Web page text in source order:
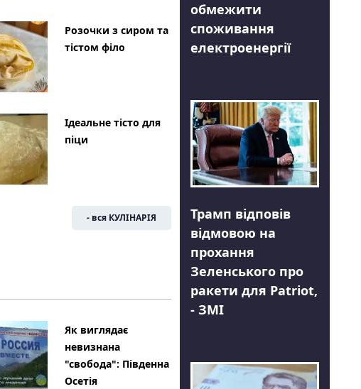
Розочки з сиром та
тістом філо
Ідеальне тісто для
піци
- вся КУЛІНАРІЯ
Як виглядає
невизнана
"свобода": Південна
Осетія
обмежити
споживання
електроенергії
Трамп відповів
відмовою на
прохання
Зеленського про
ракети для Patriot,
- ЗМІ